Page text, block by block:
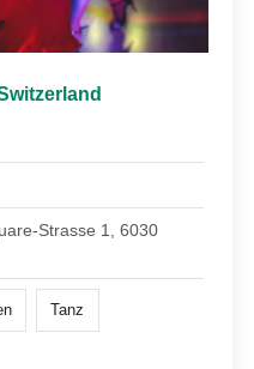
Strasse 1, 6030
Tanz